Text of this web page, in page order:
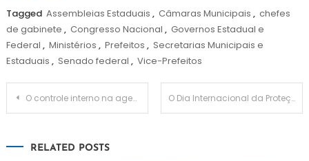
Tagged Assembleias Estaduais , Câmaras Municipais , chefes
de gabinete , Congresso Nacional , Governos Estadual e
Federal , Ministérios , Prefeitos , Secretarias Municipais e
Estaduais , Senado federal , Vice-Prefeitos
Navegação
O controle interno na agenda dos novos gestores municipais O Dia Internacional da Proteção de Dados Pessoais e a atuação da ANPD
RELATED POSTS